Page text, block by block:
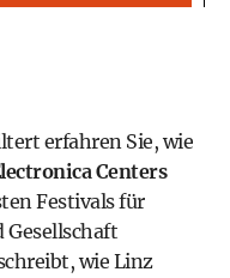
erfahren Sie, wie
Centers
Festivals für
wie Linz